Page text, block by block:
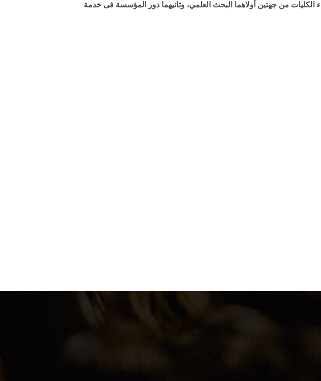
الکليات من جهتين أولاهما البحث العلمي، وثانيهما دور المؤسسة فى خدمة